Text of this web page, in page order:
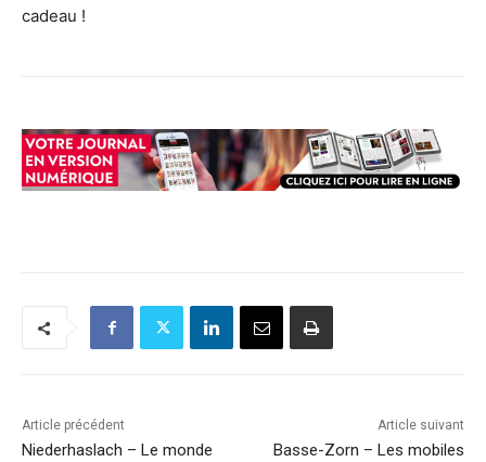
cadeau !
Article précédent
Niederhaslach – Le monde
Article suivant
Basse-Zorn – Les mobiles